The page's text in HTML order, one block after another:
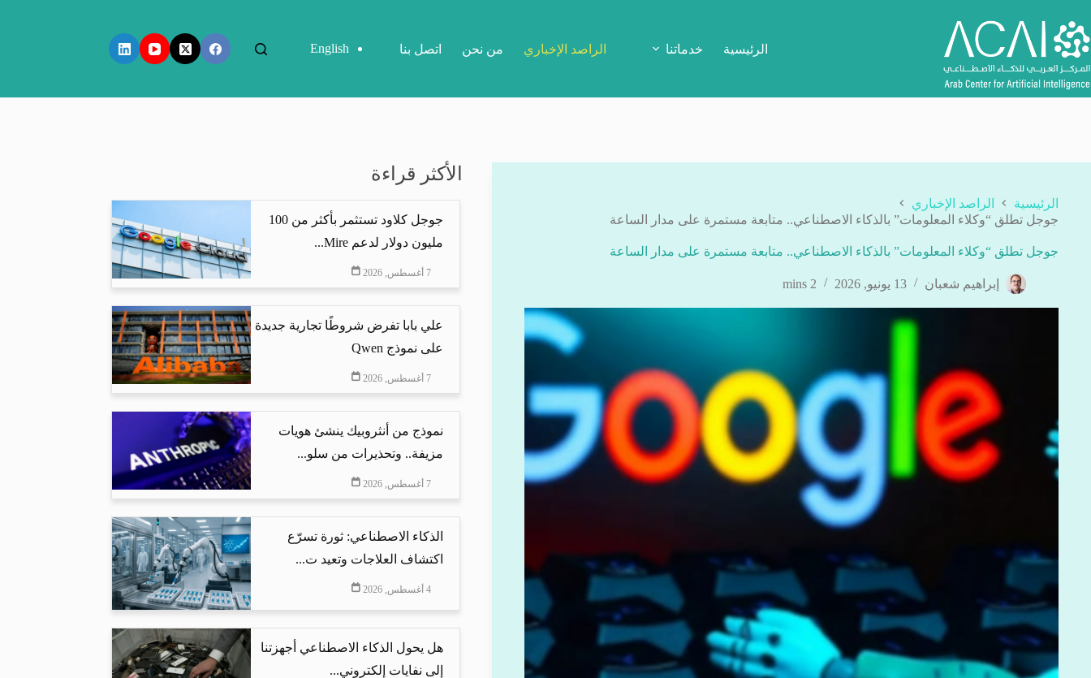
إلى
المحتوى
الرئيسية خدماتنا الراصد الإخباري من نحن اتصل بنا English
الرئيسية
الراصد الإخباري
جوجل تطلق “وكلاء المعلومات” بالذكاء الاصطناعي.. متابعة مستمرة على مدار الساعة
جوجل تطلق “وكلاء المعلومات” بالذكاء الاصطناعي.. متابعة مستمرة على مدار الساعة
إبراهيم شعبان 13 يونيو, 2026 2 mins
الأكثر قراءة
جوجل كلاود تستثمر بأكثر من 100
مليون دولار لدعم Mire...
7 أغسطس, 2026
علي بابا تفرض شروطًا تجارية جديدة
على نموذج Qwen
7 أغسطس, 2026
نموذج من أنثروبيك ينشئ هويات
مزيفة.. وتحذيرات من سلو...
7 أغسطس, 2026
الذكاء الاصطناعي: ثورة تسرّع
اكتشاف العلاجات وتعيد ت...
4 أغسطس, 2026
هل يحول الذكاء الاصطناعي أجهزتنا
إلى نفايات إلكتروني...